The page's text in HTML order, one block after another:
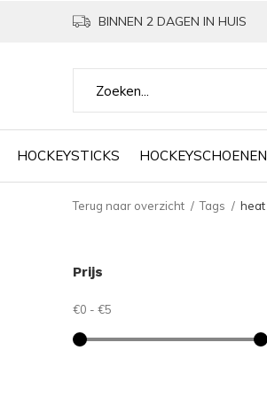
HOCKEYSTICKS HOCKEYSCHOENEN
BINNEN 2 DAGEN IN HUIS
Terug naar overzicht Tags heat
Prijs
€0 - €5